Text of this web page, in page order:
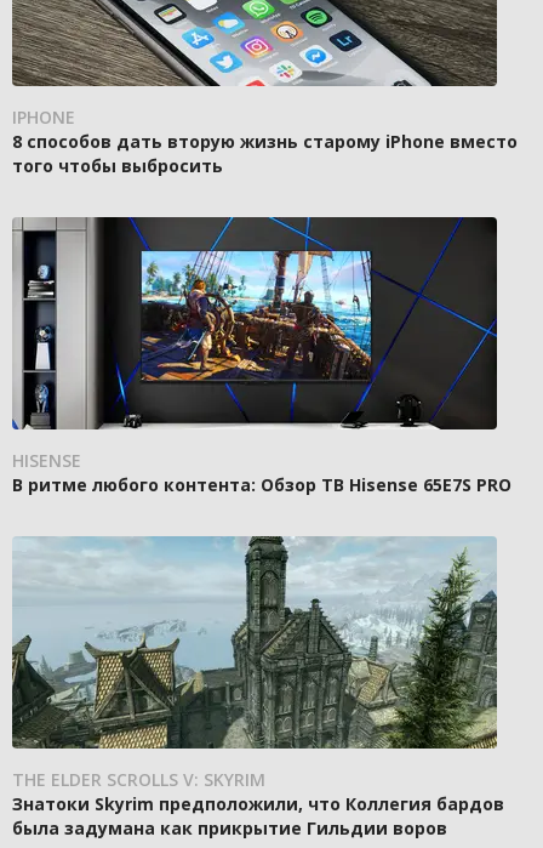
IPHONE
8 способов дать вторую жизнь старому iPhone вместо
того чтобы выбросить
HISENSE
В ритме любого контента: Обзор ТВ Hisense 65E7S PRO
THE ELDER SCROLLS V: SKYRIM
Знатоки Skyrim предположили, что Коллегия бардов
была задумана как прикрытие Гильдии воров